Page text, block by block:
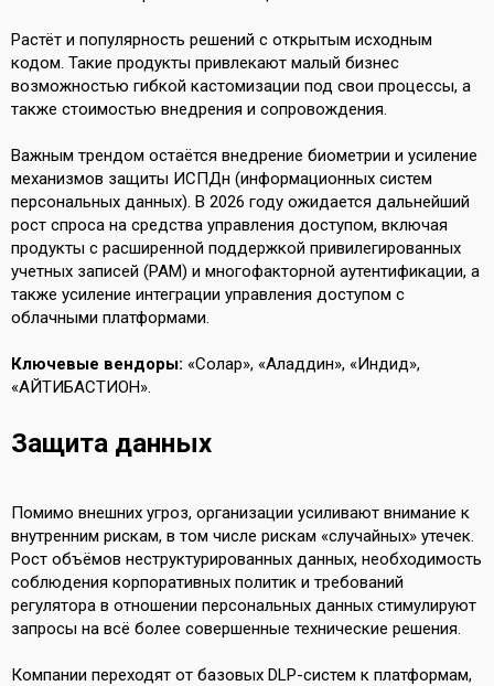
Растёт и популярность решений с открытым исходным
кодом. Такие продукты привлекают малый бизнес
возможностью гибкой кастомизации под свои процессы, а
также стоимостью внедрения и сопровождения.
Важным трендом остаётся внедрение биометрии и усиление
механизмов защиты ИСПДн (информационных систем
персональных данных). В 2026 году ожидается дальнейший
рост спроса на средства управления доступом, включая
продукты с расширенной поддержкой привилегированных
учетных записей (PAM) и многофакторной аутентификации, а
также усиление интеграции управления доступом с
облачными платформами.
Ключевые вендоры: «Солар», «Аладдин», «Индид»,
«АЙТИБАСТИОН».
Защита данных
Помимо внешних угроз, организации усиливают внимание к
внутренним рискам, в том числе рискам «случайных» утечек.
Рост объёмов неструктурированных данных, необходимость
соблюдения корпоративных политик и требований
регулятора в отношении персональных данных стимулируют
запросы на всё более совершенные технические решения.
Компании переходят от базовых DLP-систем к платформам,